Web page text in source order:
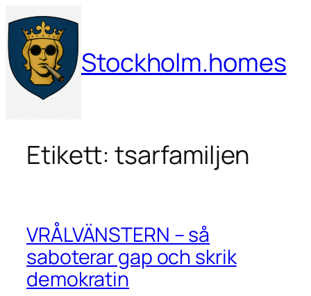
Hoppa
till
innehåll
Stockholm.homes
Etikett:tsarfamiljen
VRÅLVÄNSTERN – så
saboterar gap och skrik
demokratin